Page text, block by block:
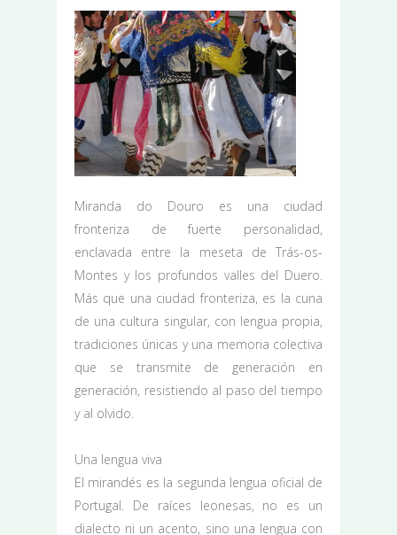
Miranda do Douro es una ciudad
fronteriza de fuerte personalidad,
enclavada entre la meseta de Trás-os-
Montes y los profundos valles del Duero.
Más que una ciudad fronteriza, es la cuna
de una cultura singular, con lengua propia,
tradiciones únicas y una memoria colectiva
que se transmite de generación en
generación, resistiendo al paso del tiempo
y al olvido.
Una lengua viva
El mirandés es la segunda lengua oficial de
Portugal. De raíces leonesas, no es un
dialecto ni un acento, sino una lengua con